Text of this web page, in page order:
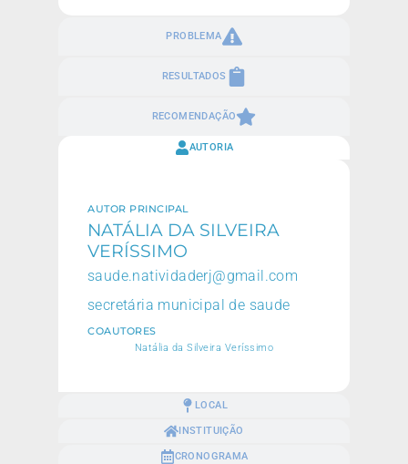
PROBLEMA
RESULTADOS
RECOMENDAÇÃO
AUTORIA
LOCAL
INSTITUIÇÃO
CRONOGRAMA
AUTOR PRINCIPAL
NATÁLIA DA SILVEIRA
VERÍSSIMO
saude.natividaderj@gmail.com
secretária municipal de saude
COAUTORES
Natália da Silveira Veríssimo